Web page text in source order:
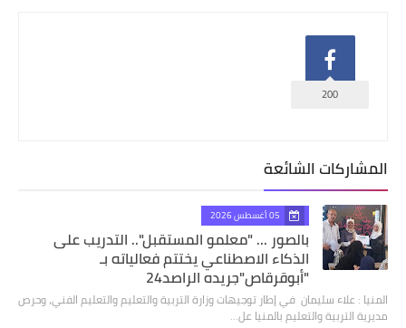
200
المشاركات الشائعة
05 أغسطس 2026
بالصور ... "معلمو المستقبل".. التدريب على
الذكاء الاصطناعي يختتم فعالياته بـ
"أبوقرقاص"جريده الراصد24
المنيا : علاء سليمان في إطار توجيهات وزارة التربية والتعليم والتعليم الفني، وحرص
مديرية التربية والتعليم بالمنيا عل…